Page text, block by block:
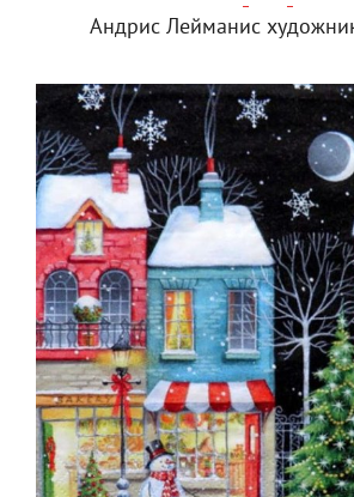
Андрис Лейманис